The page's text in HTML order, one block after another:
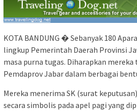
KOTA BANDUNG � Sebanyak 180
lingkup Pemerintah Daerah Provinsi
masa purna tugas. Diharapkan
Pemdaprov Jabar dalam berbagai
Mereka menerima SK (surat
secara simbolis pada apel pagi yang